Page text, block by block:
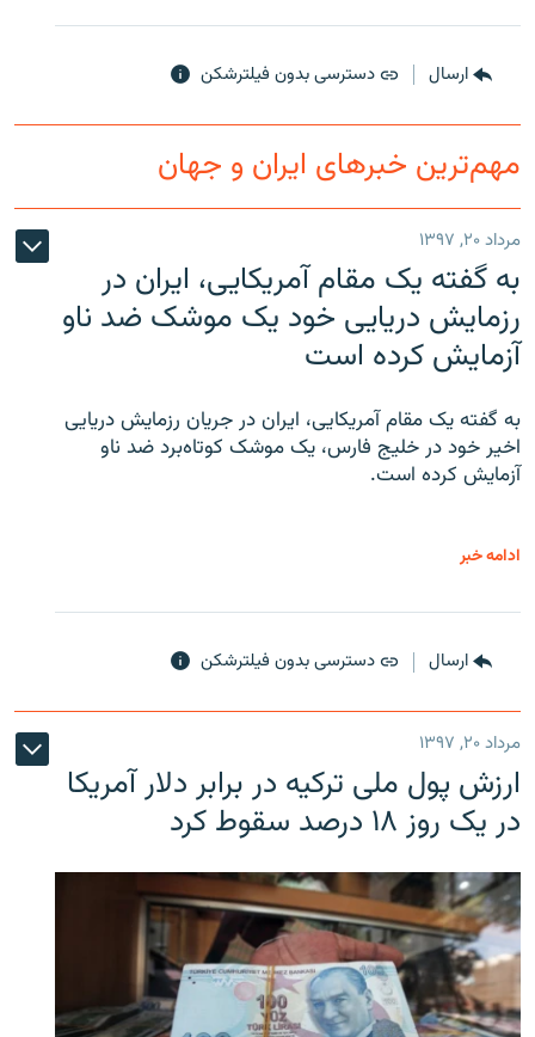
ارسال دسترسی بدون فیلترشکن
مهم‌ترین خبرهای ایران و جهان
مرداد ۲۰, ۱۳۹۷
به گفته یک مقام آمریکایی، ایران در
رزمایش دریایی خود یک موشک ضد ناو
آزمایش کرده است
به گفته یک مقام آمریکایی، ایران در جریان رزمایش دریایی
اخیر خود در خلیج فارس، یک موشک کوتاه‌برد ضد ناو
آزمایش کرده است.
ادامه خبر
ارسال دسترسی بدون فیلترشکن
مرداد ۲۰, ۱۳۹۷
ارزش پول ملی ترکیه در برابر دلار آمریکا
در یک روز ۱۸ درصد سقوط کرد